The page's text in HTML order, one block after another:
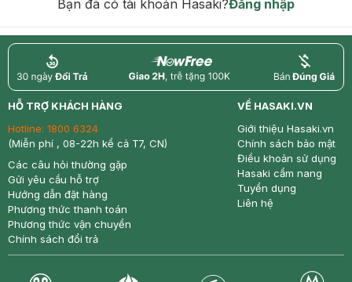
Bạn đã có tài khoản Hasaki?Đăng nhập
return nowfree price
HỖ TRỢ KHÁCH HÀNG
Hotline: 1800 6324
(Miễn phí , 08-22h kể cả T7, CN)
Các câu hỏi thường gặp
Gửi yêu cầu hỗ trợ
Hướng dẫn đặt hàng
Phương thức thanh toán
Phương thức vận chuyển
Chính sách đổi trả
VỀ HASAKI.VN
Giới thiệu Hasaki.vn
Chính sách bảo mật
Điều khoản sử dụng
Hasaki cẩm nang
Tuyển dụng
Liên hệ